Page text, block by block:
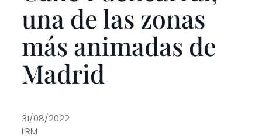
una de las zonas
más animadas de
Madrid
31/08/2022
LRM